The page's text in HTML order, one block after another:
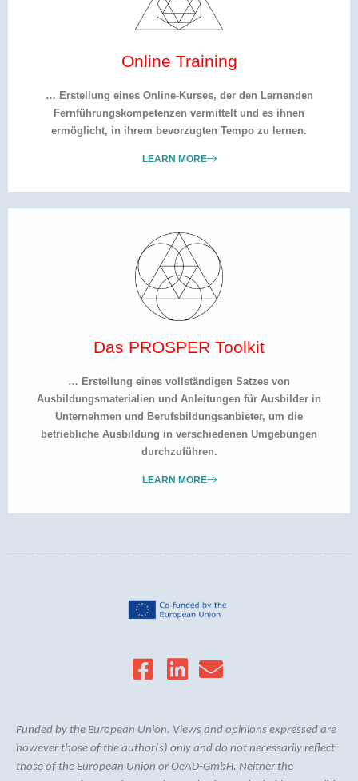
Online Training
… Erstellung eines Online-Kurses, der den Lernenden
Fernführungskompetenzen vermittelt und es ihnen
ermöglicht, in ihrem bevorzugten Tempo zu lernen.
LEARN MORE
Das PROSPER Toolkit
… Erstellung eines vollständigen Satzes von
Ausbildungsmaterialien und Anleitungen für Ausbilder in
Unternehmen und Berufsbildungsanbieter, um die
betriebliche Ausbildung in verschiedenen Umgebungen
durchzuführen.
LEARN MORE
Funded by the European Union. Views and opinions expressed are
however those of the author(s) only and do not necessarily reflect
those of the European Union or OeAD-GmbH. Neither the